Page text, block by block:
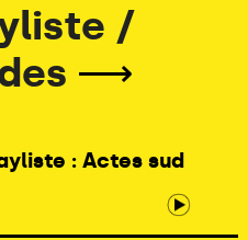
/
⟶
: Actes sud